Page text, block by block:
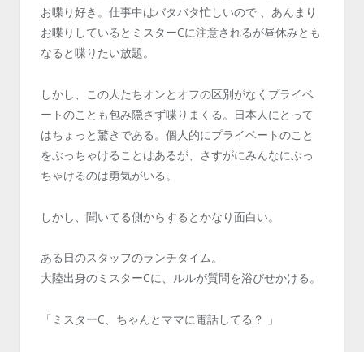
お喋り好き。仕事中はバタバタ忙しいので 、あんまり
お喋りしているとミスターCに注意されるが昼休みとも
なると喋りたい放題。
しかし、この人たちオンとオフの区別がなくプライベ
ートのことも包み隠さず喋りまくる。日本人にとって
はちょっと驚きである。個人的にプライベートのこと
をぶっちゃけることはあるが、さすがにみんなにぶっ
ちゃけるのは勇気がいる。
しかし、聞いてる側からするとかなり面白い。
ある日のスタッフのランチタイム。
大陸出身のミスターCに、ルルが質問を浴びせかける。
「ミスターC、ちゃんとママに電話してる？ 」